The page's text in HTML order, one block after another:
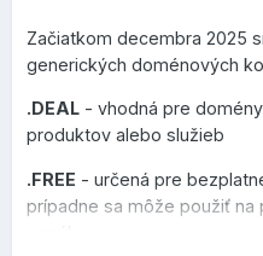
Začiatkom decembra 2025
generických doménových
.DEAL - vhodná pre
produktov alebo služieb
.FREE - určená pre
prípadne sa môže použiť na